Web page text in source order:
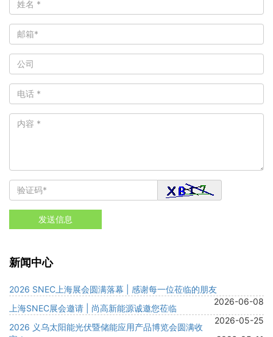
新闻中心
2026 SNEC上海展会圆满落幕 | 感谢每一位莅临的朋友
2026-06-08
上海SNEC展会邀请 | 尚高新能源诚邀您莅临
2026-05-25
2026 义乌太阳能光伏暨储能应用产品博览会圆满收